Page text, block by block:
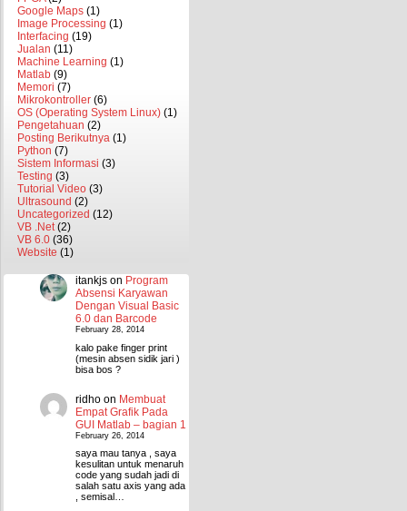
Google Maps (1)
Image Processing (1)
Interfacing (19)
Jualan (11)
Machine Learning (1)
Matlab (9)
Memori (7)
Mikrokontroller (6)
OS (Operating System Linux) (1)
Pengetahuan (2)
Posting Berikutnya (1)
Python (7)
Sistem Informasi (3)
Testing (3)
Tutorial Video (3)
Ultrasound (2)
Uncategorized (12)
VB .Net(2)
VB 6.0 (36)
Website (1)
itankjs on Program
Absensi Karyawan
Dengan Visual Basic
6.0 dan Barcode
February 28, 2014
kalo pake finger print
(mesin absen sidik jari )
bisa bos ?
ridho on Membuat
Empat Grafik Pada
GUI Matlab – bagian 1
February 26, 2014
saya mau tanya , saya
kesulitan untuk menaruh
code yang sudah jadi di
salah satu axis yang ada
, semisal…